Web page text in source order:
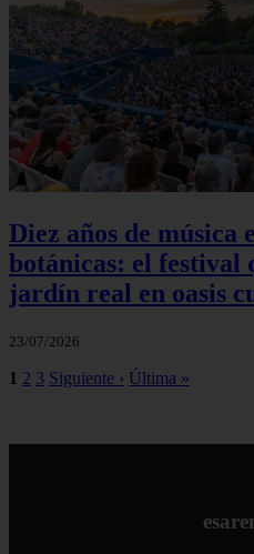
Diez años de música
botánicas: el festival
jardín real en oasis
23/07/2026
1 2 3 Siguiente › Última »